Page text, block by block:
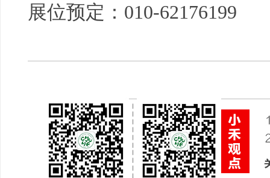
展位预定：010-62176199